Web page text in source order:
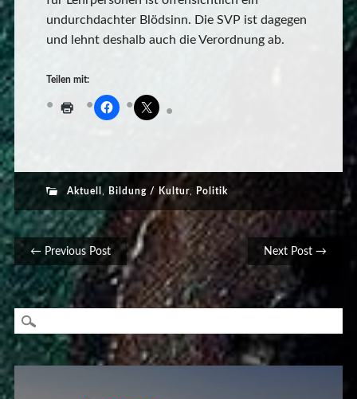
undurchdachter Blödsinn. Die SVP ist dagegen
und lehnt deshalb auch die Verordnung ab.
Teilen mit:
Aktuell , Bildung / Kultur, Politik
Post navigation
← Previous Post Next Post →